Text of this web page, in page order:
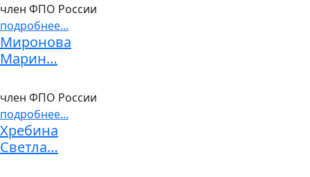
член ФПО России
подробнее...
Миронова
Марин…
член ФПО России
подробнее...
Хребина
Светла…